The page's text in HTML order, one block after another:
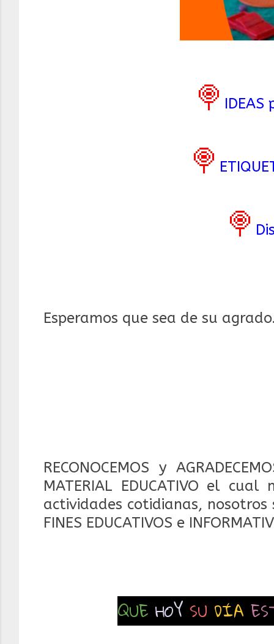
🍭
🍭
🍭
Esperamos que sea de su
RECONOCEMOS y
MATERIAL EDUCATIVO el
actividades cotidianas,
FINES EDUCATIVOS e
QUE HOY SU DÍA